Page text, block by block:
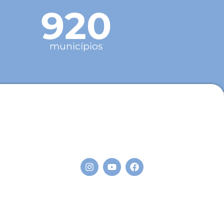
920
municípios